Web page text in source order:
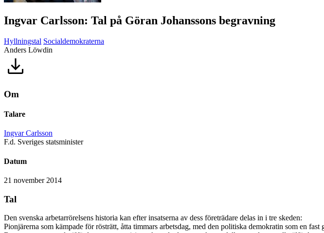
Ingvar Carlsson: Tal på Göran Johanssons begravning
Hyllningstal Socialdemokraterna
Anders Löwdin
Om
Talare
Ingvar Carlsson
F.d. Sveriges statsminister
Datum
21 november 2014
Tal
Den svenska arbetarrörelsens historia kan efter insatserna av dess företrädare delas in i tre skeden:
Pionjärerna som kämpade för rösträtt, åtta timmars arbetsdag, med den politiska demokratin som en fast